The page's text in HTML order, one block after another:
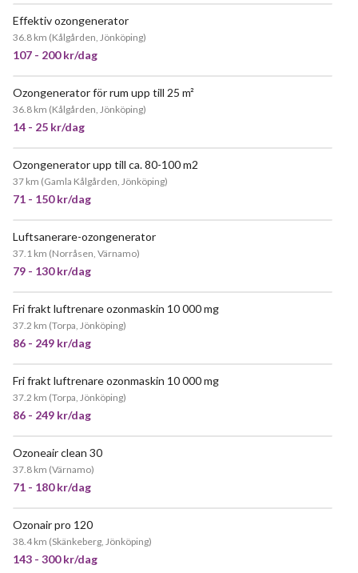
Effektiv ozongenerator
36.8 km (Kålgården, Jönköping)
107 - 200 kr/dag
Ozongenerator för rum upp till 25 m²
36.8 km (Kålgården, Jönköping)
14 - 25 kr/dag
Ozongenerator upp till ca. 80-100 m2
37 km (Gamla Kålgården, Jönköping)
71 - 150 kr/dag
Luftsanerare-ozongenerator
37.1 km (Norråsen, Värnamo)
79 - 130 kr/dag
Fri frakt luftrenare ozonmaskin 10 000 mg
37.2 km (Torpa, Jönköping)
86 - 249 kr/dag
Fri frakt luftrenare ozonmaskin 10 000 mg
37.2 km (Torpa, Jönköping)
86 - 249 kr/dag
Ozoneair clean 30
37.8 km (Värnamo)
71 - 180 kr/dag
Ozonair pro 120
38.4 km (Skänkeberg, Jönköping)
143 - 300 kr/dag